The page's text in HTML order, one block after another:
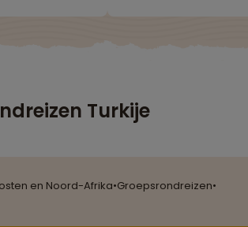
en Noord-Afrika•Groepsrondreizen•
Turkije
oog voor mens, cultuur en milieu